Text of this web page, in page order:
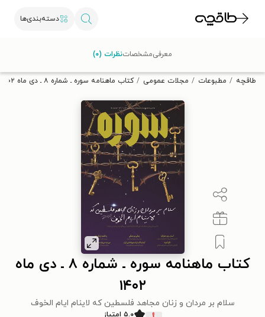
دسته‌بندی‌ها
تخفیف از طاقچه دریافت کن.
طاقچه مطبوعات مجلات عمومی کتاب ماهنامه سوره ـ شماره ۸ ـ دی ماه ۱۴۰۲
کتاب ماهنامه سوره ـ شماره ۸ ـ دی ماه
۱۴۰۲
سلام بر مردان و زنان مجاهد فلسطین که لاینام ایام الخوف
۵.۰ امتیاز
معرفیمشخصاتنظرات (۰)